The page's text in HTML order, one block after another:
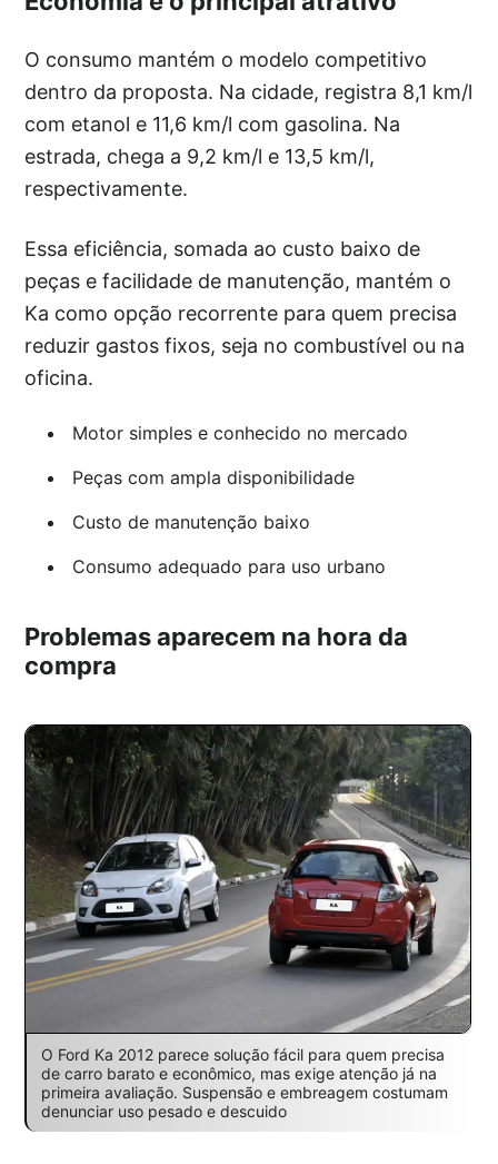
O consumo mantém o modelo competitivo
dentro da proposta. Na cidade, registra 8,1 km/l
com etanol e 11,6 km/l com gasolina. Na
estrada, chega a 9,2 km/l e 13,5 km/l,
respectivamente.
Essa eficiência, somada ao custo baixo de
peças e facilidade de manutenção, mantém o
Ka como opção recorrente para quem precisa
reduzir gastos fixos, seja no combustível ou na
oficina.
Motor simples e conhecido no mercado
Peças com ampla disponibilidade
Custo de manutenção baixo
Consumo adequado para uso urbano
Problemas aparecem na hora da
compra
O Ford Ka 2012 parece solução fácil para quem precisa
de carro barato e econômico, mas exige atenção já na
primeira avaliação. Suspensão e embreagem costumam
denunciar uso pesado e descuido